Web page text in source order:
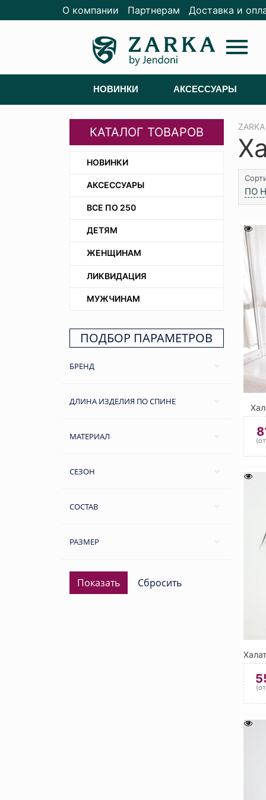
О компании Партнерам Доставка и
menu
НОВИНКИ АКСЕССУАРЫ
КАТАЛОГ ТОВАРОВ
НОВИНКИ
АКСЕССУАРЫ
ВСЕ ПО 250
ДЕТЯМ
ЖЕНЩИНАМ
ЛИКВИДАЦИЯ
МУЖЧИНАМ
ПОДБОР ПАРАМЕТРОВ
БРЕНД
ДЛИНА ИЗДЕЛИЯ ПО СПИНЕ
МАТЕРИАЛ
СЕЗОН
СОСТАВ
РАЗМЕР
ZARKA
ПО